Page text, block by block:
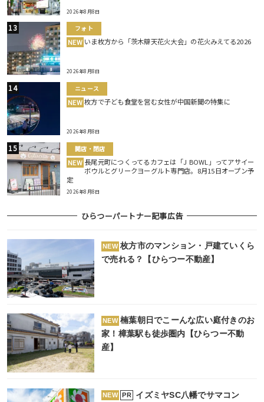
2026年8月8日
フォト
NEW いま枚方から「茨木辯天花火大会」の花火みえてる2026
2026年8月8日
ニュース
NEW 枚方で子ども食堂を営む女性が中国新聞の特集に
2026年8月8日
開店・閉店
NEW 長尾元町につくってるカフェは「J BOWL」ってアサイー
ボウルとグリークヨーグルト専門店。8月15日オープン予
定
2026年8月8日
ひらつーパートナー記事広告
NEW 枚方市のマンション・戸建ていくら
で売れる？【ひらつー不動産】
NEW 楠葉朝日でこーんな広い庭付きのお
家！樟葉駅も徒歩圏内【ひらつー不動
産】
NEW PR イズミヤSC八幡でサマコン